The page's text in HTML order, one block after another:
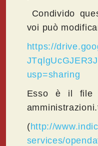
Condivido
voi può
https://
usp=sharing
Esso è il file
(http://
services/